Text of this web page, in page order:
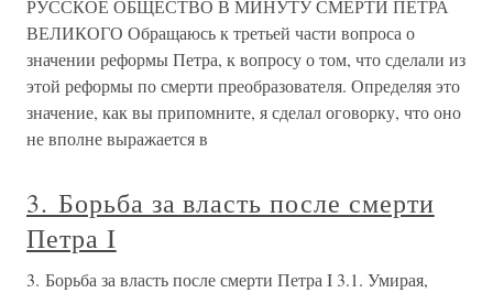
РУССКОЕ ОБЩЕСТВО В МИНУТУ СМЕРТИ ПЕТРА
ВЕЛИКОГО Обращаюсь к третьей части вопроса о
значении реформы Петра, к вопросу о том, что сделали из
этой реформы по смерти преобразователя. Определяя это
значение, как вы припомните, я сделал оговорку, что оно
не вполне выражается в
3. Борьба за власть после смерти
Петра I
3. Борьба за власть после смерти Петра I 3.1. Умирая,